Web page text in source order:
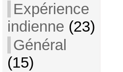
Expérience
indienne (23)
Général
(15)